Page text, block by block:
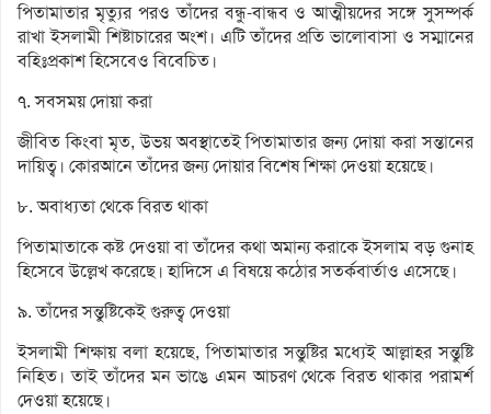
পিতামাতার মৃত্যুর পরও তাঁদের বন্ধু-বান্ধব ও আত্মীয়দের সঙ্গে সুসম্পর্ক
রাখা ইসলামী শিষ্টাচারের অংশ। এটি তাঁদের প্রতি ভালোবাসা ও সম্মানের
বহিঃপ্রকাশ হিসেবেও বিবেচিত।
৭. সবসময় দোয়া করা
জীবিত কিংবা মৃত, উভয় অবস্থাতেই পিতামাতার জন্য দোয়া করা সন্তানের
দায়িত্ব। কোরআনে তাঁদের জন্য দোয়ার বিশেষ শিক্ষা দেওয়া হয়েছে।
৮. অবাধ্যতা থেকে বিরত থাকা
পিতামাতাকে কষ্ট দেওয়া বা তাঁদের কথা অমান্য করাকে ইসলাম বড় গুনাহ
হিসেবে উল্লেখ করেছে। হাদিসে এ বিষয়ে কঠোর সতর্কবার্তাও এসেছে।
৯. তাঁদের সন্তুষ্টিকেই গুরুত্ব দেওয়া
ইসলামী শিক্ষায় বলা হয়েছে, পিতামাতার সন্তুষ্টির মধ্যেই আল্লাহর সন্তুষ্টি
নিহিত। তাই তাঁদের মন ভাঙে এমন আচরণ থেকে বিরত থাকার পরামর্শ
দেওয়া হয়েছে।